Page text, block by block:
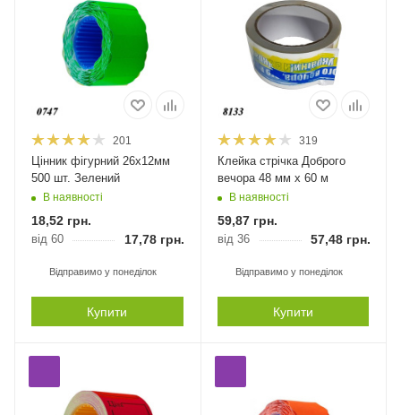
201
Цінник фігурний 26х12мм
500 шт. Зелений
В наявності
18,52 грн.
від 60 17,78 грн.
Відправимо у понеділок
Купити
319
Клейка стрічка Доброго
вечора 48 мм х 60 м
В наявності
59,87грн.
від 36 57,48грн.
Відправимо у понеділок
Купити